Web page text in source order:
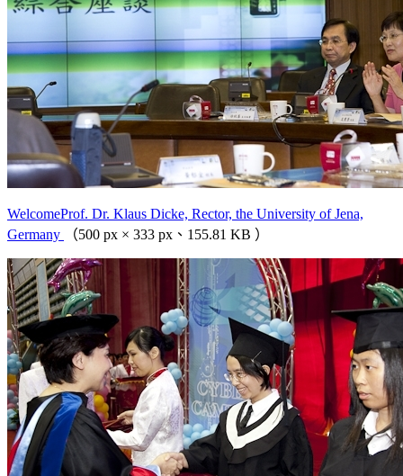
WelcomeProf. Dr. Klaus Dicke, Rector, the University of Jena,
Germany
（500 px × 333 px、155.81 KB ）